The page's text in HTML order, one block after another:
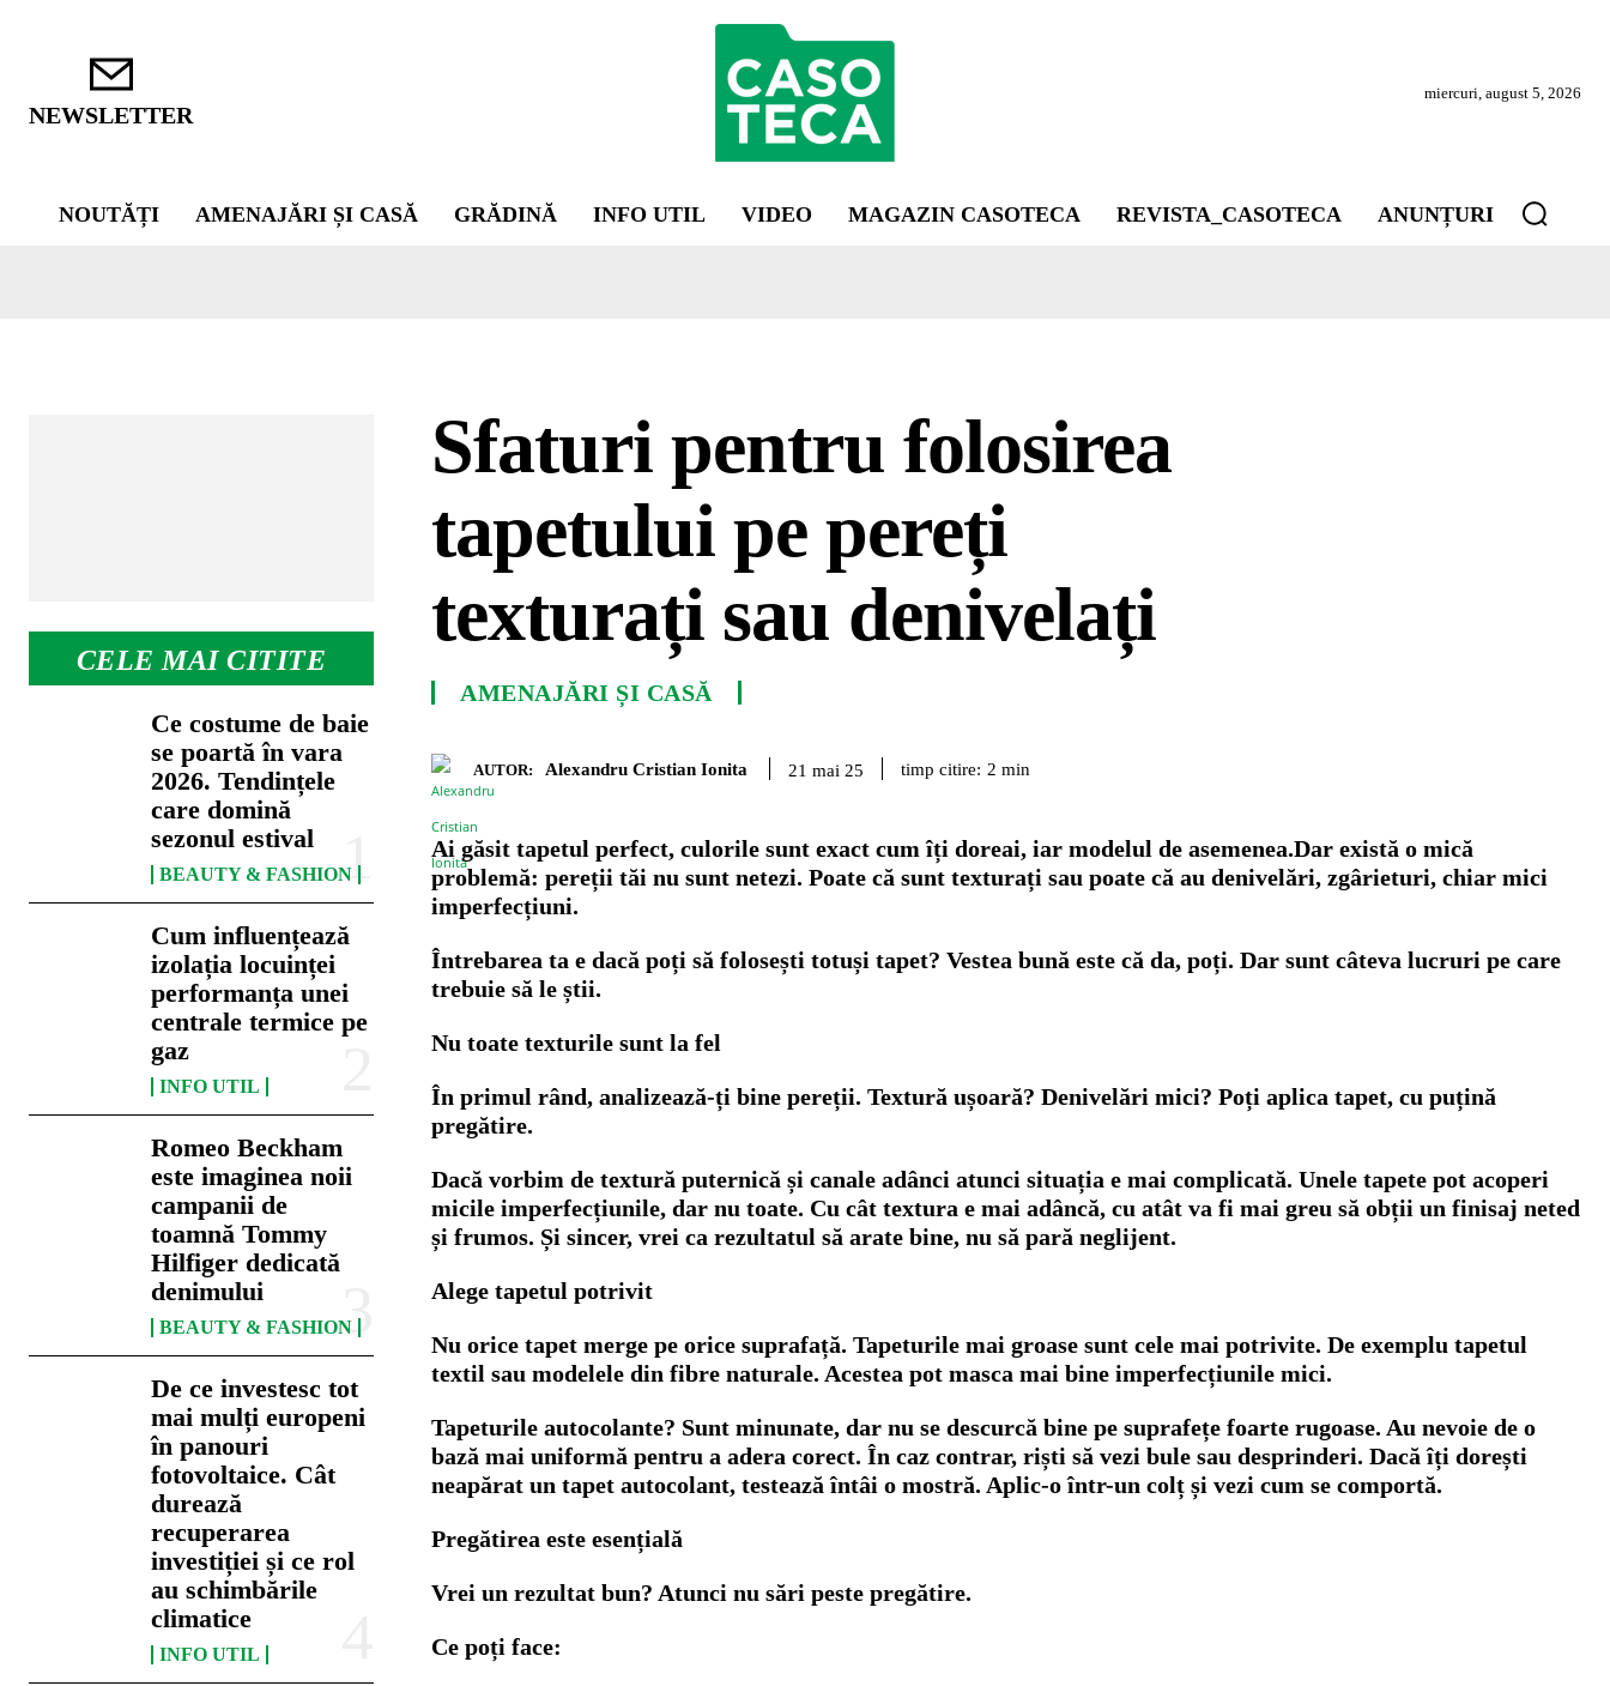
NEWSLETTER
miercuri, august 5, 2026
NOUTĂȚI AMENAJĂRI ȘI CASĂ GRĂDINĂ INFO UTIL VIDEO MAGAZIN CASOTECA REVISTA_CASOTECA ANUNȚURI
CELE MAI CITITE
Ce costume de baie
se poartă în vara
2026. Tendințele
care domină
sezonul estival
BEAUTY & FASHION
Cum influențează
izolația locuinței
performanța unei
centrale termice pe
gaz
INFO UTIL
Romeo Beckham
este imaginea noii
campanii de
toamnă Tommy
Hilfiger dedicată
denimului
BEAUTY & FASHION
De ce investesc tot
mai mulți europeni
în panouri
fotovoltaice. Cât
durează
recuperarea
investiției și ce rol
au schimbările
climatice
INFO UTIL
Sfaturi pentru folosirea
tapetului pe pereți
texturați sau denivelați
AMENAJĂRI ȘI CASĂ
AUTOR: Alexandru Cristian Ionita 21 mai 25 timp citire: 2 min
Ai găsit tapetul perfect, culorile sunt exact cum îți doreai, iar modelul de asemenea.Dar există o mică
problemă: pereții tăi nu sunt netezi. Poate că sunt texturați sau poate că au denivelări, zgârieturi, chiar mici
imperfecțiuni.
Întrebarea ta e dacă poți să folosești totuși tapet? Vestea bună este că da, poți. Dar sunt câteva lucruri pe care
trebuie să le știi.
Nu toate texturile sunt la fel
În primul rând, analizează-ți bine pereții. Textură ușoară? Denivelări mici? Poți aplica tapet, cu puțină
pregătire.
Dacă vorbim de textură puternică și canale adânci atunci situația e mai complicată. Unele tapete pot acoperi
micile imperfecțiunile, dar nu toate. Cu cât textura e mai adâncă, cu atât va fi mai greu să obții un finisaj neted
și frumos. Și sincer, vrei ca rezultatul să arate bine, nu să pară neglijent.
Alege tapetul potrivit
Nu orice tapet merge pe orice suprafață. Tapeturile mai groase sunt cele mai potrivite. De exemplu tapetul
textil sau modelele din fibre naturale. Acestea pot masca mai bine imperfecțiunile mici.
Tapeturile autocolante? Sunt minunate, dar nu se descurcă bine pe suprafețe foarte rugoase. Au nevoie de o
bază mai uniformă pentru a adera corect. În caz contrar, riști să vezi bule sau desprinderi. Dacă îți dorești
neapărat un tapet autocolant, testează întâi o mostră. Aplic-o într-un colț și vezi cum se comportă.
Pregătirea este esențială
Vrei un rezultat bun? Atunci nu sări peste pregătire.
Ce poți face: